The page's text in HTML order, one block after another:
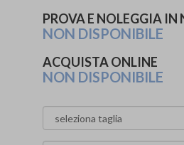
PROVA E NOLEGGIA IN
NON DISPONIBILE
ACQUISTA ONLINE
NON DISPONIBILE